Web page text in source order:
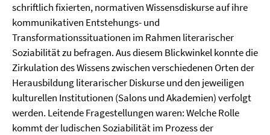
schriftlich fixierten, normativen Wissensdiskurse auf ihre
kommunikativen Entstehungs- und
Transformationssituationen im Rahmen literarischer
Soziabilität zu befragen. Aus diesem Blickwinkel konnte die
Zirkulation des Wissens zwischen verschiedenen Orten der
Herausbildung literarischer Diskurse und den jeweiligen
kulturellen Institutionen (Salons und Akademien) verfolgt
werden. Leitende Fragestellungen waren: Welche Rolle
kommt der ludischen Soziabilität im Prozess der